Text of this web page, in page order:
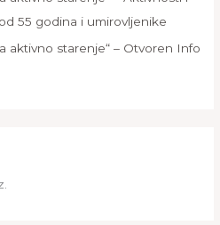
55 godina i umirovljenike
aktivno starenje“ – Otvoren Info